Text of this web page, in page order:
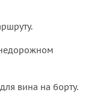
вина на борту.